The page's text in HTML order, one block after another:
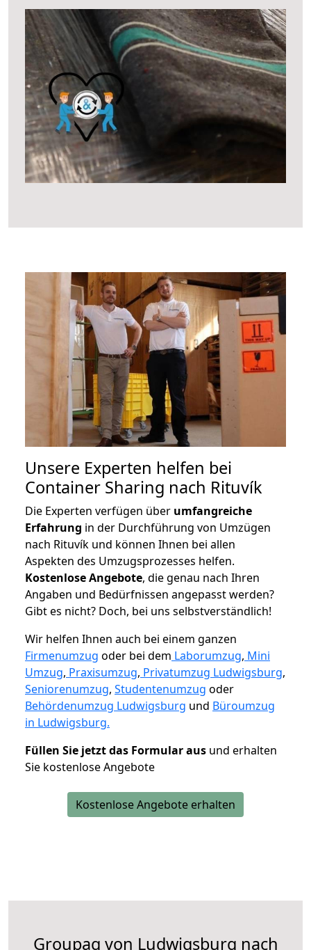
Unsere Experten helfen bei
Container Sharing nach Rituvík
Die Experten verfügen über umfangreiche
Erfahrung in der Durchführung von Umzügen
nach Rituvík und können Ihnen bei allen
Aspekten des Umzugsprozesses helfen.
Kostenlose Angebote, die genau nach Ihren
Angaben und Bedürfnissen angepasst werden?
Gibt es nicht? Doch, bei uns selbstverständlich!
Wir helfen Ihnen auch bei einem ganzen
Firmenumzug oder bei dem Laborumzug, Mini
Umzug, Praxisumzug, Privatumzug Ludwigsburg,
Seniorenumzug, Studentenumzug oder
Behördenumzug Ludwigsburg und Büroumzug
in Ludwigsburg.
Füllen Sie jetzt das Formular aus und erhalten
Sie kostenlose Angebote
Kostenlose Angebote erhalten
Groupag von Ludwigsburg nach